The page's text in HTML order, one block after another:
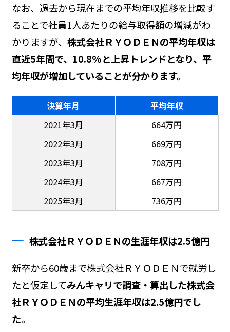
なお、過去から現在までの平均年収推移を比較す
ることで社員1人あたりの給与取得額の増減がわ
かりますが、 株式会社ＲＹＯＤＥＮの平均年収は
直近5年間で、10.8%と上昇トレンドとなり、平
均年収が増加していることが分かります。
決算年月
平均年収
2021年3月
664万円
2022年3月
669万円
2023年3月
708万円
2024年3月
667万円
2025年3月
736万円
株式会社ＲＹＯＤＥＮの生涯年収は2.5億円
新卒から60歳まで株式会社ＲＹＯＤＥＮで就労し
たと仮定してみんキャリで調査・算出した株式会
社ＲＹＯＤＥＮの平均生涯年収は2.5億円でし
た。